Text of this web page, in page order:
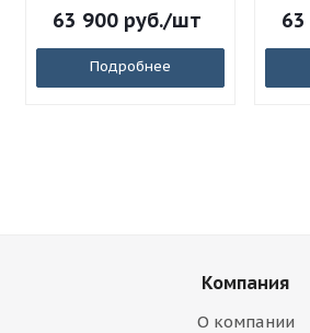
63 900руб./шт
Подробнее
Компания
О компании